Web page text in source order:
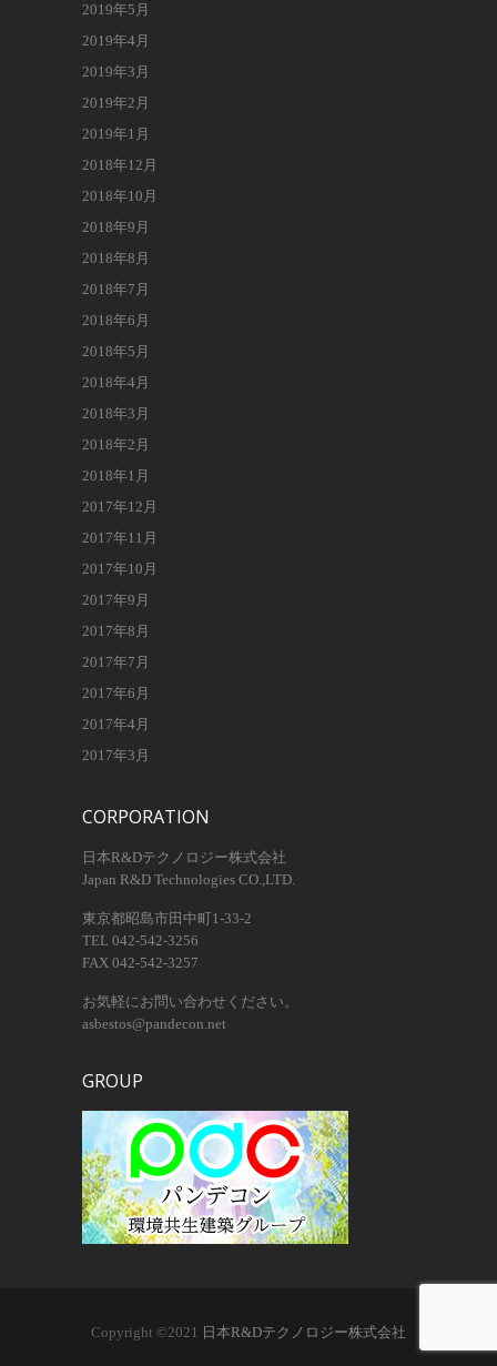
2019年5月
2019年4月
2019年3月
2019年2月
2019年1月
2018年12月
2018年10月
2018年9月
2018年8月
2018年7月
2018年6月
2018年5月
2018年4月
2018年3月
2018年2月
2018年1月
2017年12月
2017年11月
2017年10月
2017年9月
2017年8月
2017年7月
2017年6月
2017年4月
2017年3月
CORPORATION
日本R&Dテクノロジー株式会社
Japan R&D Technologies CO.,LTD.
東京都昭島市田中町1-33-2
TEL 042-542-3256
FAX 042-542-3257
お気軽にお問い合わせください。
asbestos@pandecon.net
GROUP
Copyright ©2021 日本R&Dテクノロジー株式会社